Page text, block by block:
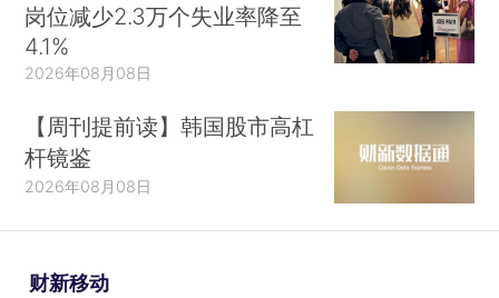
岗位减少2.3万个失业率降至
4.1%
2026年08月08日
【周刊提前读】韩国股市高杠
杆镜鉴
2026年08月08日
财新移动